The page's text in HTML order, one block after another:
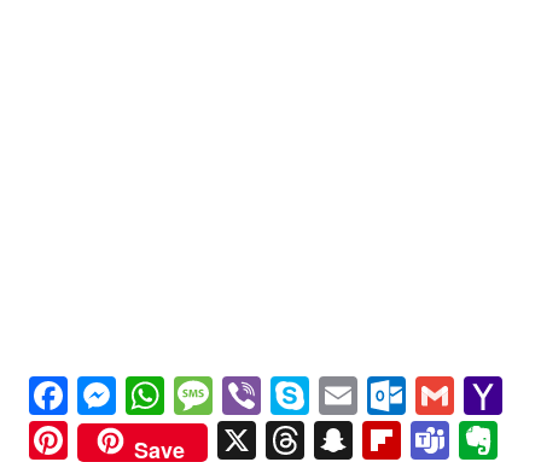
Facebook
Messenger
WhatsApp
Message
ViberSkype
Email
Pinterest
Save X Threads
Snapchat